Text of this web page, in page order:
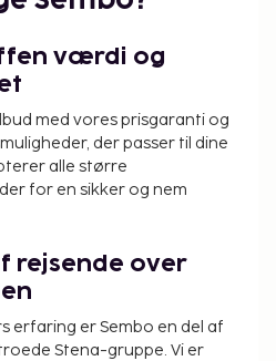
værdi og
med vores prisgaranti og
der passer til dine
alle større
for en sikker og nem
rejsende over
erfaring er Sembo en del af
Stena-gruppe. Vi er